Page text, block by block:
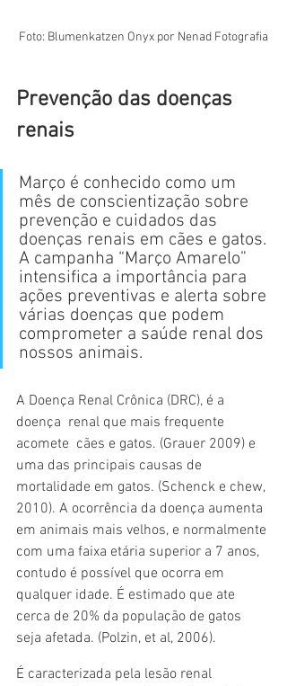
Foto: Blumenkatzen Onyx por Nenad Fotografia
Prevenção das doenças
renais
Março é conhecido como um
mês de conscientização sobre
prevenção e cuidados das
doenças renais em cães e gatos.
A campanha “Março Amarelo”
intensifica a importância para
ações preventivas e alerta sobre
várias doenças que podem
comprometer a saúde renal dos
nossos animais.
A Doença Renal Crônica (DRC), é a
doença  renal que mais frequente
acomete  cães e gatos. (Grauer 2009) e
uma das principais causas de
mortalidade em gatos. (Schenck e chew,
2010). A ocorrência da doença aumenta
em animais mais velhos, e normalmente
com uma faixa etária superior a 7 anos,
contudo é possível que ocorra em
qualquer idade. É estimado que ate
cerca de 20% da população de gatos
seja afetada. (Polzin, et al, 2006).
É caracterizada pela lesão renal